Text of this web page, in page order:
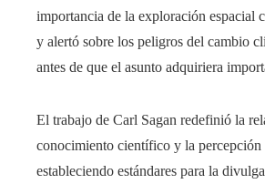
importancia de la exploración espacial
y alertó sobre los peligros del cambio
antes de que el asunto adquiriera
El trabajo de Carl Sagan redefinió la
conocimiento científico y la
estableciendo estándares para la